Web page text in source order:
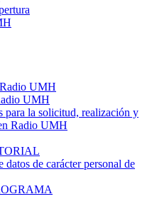
UMH
UMH
para la solicitud, realización y
Radio UMH
de carácter personal de